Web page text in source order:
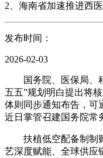
2、海南省加速推进西
发布时间：
2026-02-03
国务院、医保局、科
五五”规划明白提出将
体则同步通知布告，可
近日掌管召建国务院常
扶植低空配备制制财
艺深度赋能、全球供应